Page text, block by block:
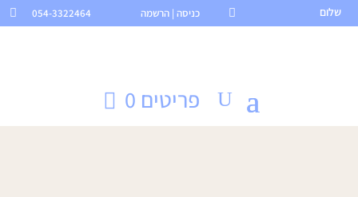
 054-3322464  כניסה | הרשמה שלום
פריטים 0